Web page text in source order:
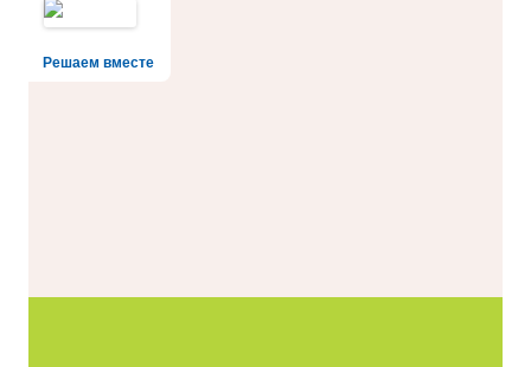
Решаем вместе